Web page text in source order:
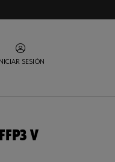
INICIAR SESIÓN
V